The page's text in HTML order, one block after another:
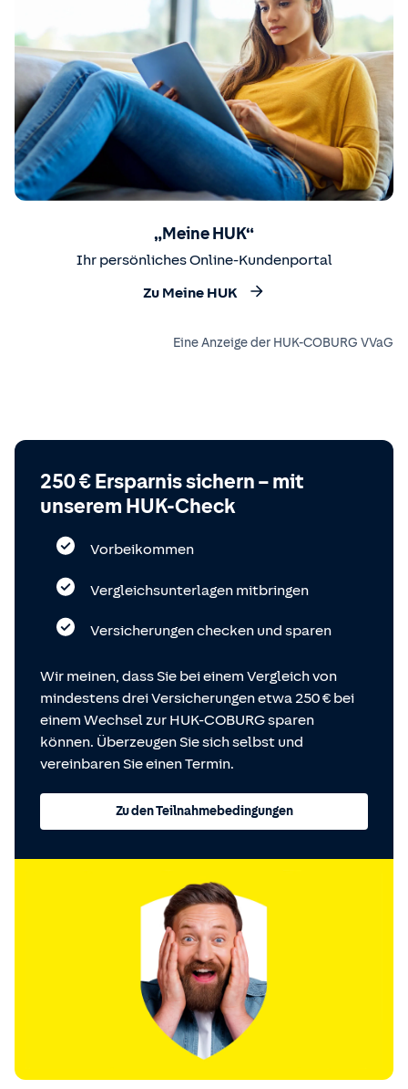
„Meine HUK“
Ihr persönliches Online-Kundenportal
Zu Meine HUK
Eine Anzeige der HUK-COBURG VVaG
250 € Ersparnis sichern – mit
unserem HUK-Check
Vorbeikommen
Vergleichsunterlagen mitbringen
Versicherungen checken und sparen
Wir meinen, dass Sie bei einem Vergleich von
mindestens drei Versicherungen etwa 250 € bei
einem Wechsel zur HUK-COBURG sparen
können. Überzeugen Sie sich selbst und
vereinbaren Sie einen Termin.
Zu den Teilnahmebedingungen